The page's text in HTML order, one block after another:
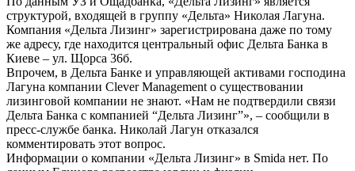
структурой, входящей в группу «Дельта» Николая Лагуна.
Компания «Дельта Лизинг» зарегистрирована даже по тому
же адресу, где находится центральный офис Дельта Банка в
Киеве – ул. Щорса 36б.
Впрочем, в Дельта Банке и управляющей активами господина
Лагуна компании Clever Management о существовании
лизинговой компании не знают. «Нам не подтвердили связи
Дельта Банка с компанией “Дельта Лизинг”», – сообщили в
пресс-службе банка. Николай Лагун отказался
комментировать этот вопрос.
Информации о компании «Дельта Лизинг» в Smida нет. По